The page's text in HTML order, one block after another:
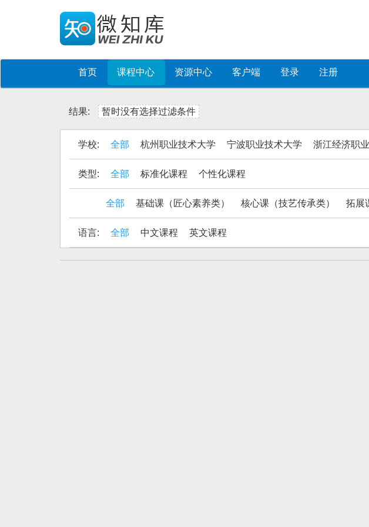
首页 课程中心 资源中心 客户端 登录 注册
结果: 暂时没有选择过滤条件
学校: 全部 杭州职业技术大学 宁波职业技术大学 浙江经济职
类型: 全部 标准化课程 个性化课程
全部 基础课（匠心素养类） 核心课（技艺传承类） 拓展
语言: 全部 中文课程 英文课程